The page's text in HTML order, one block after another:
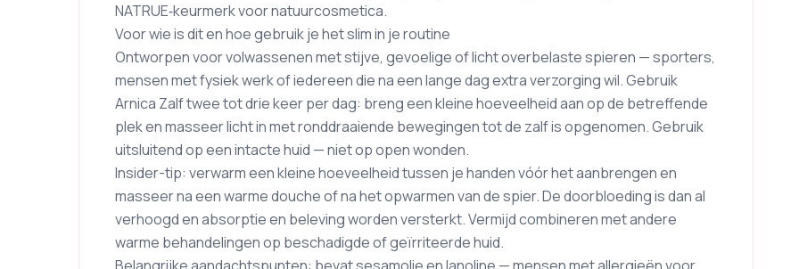
NATRUE‑keurmerk voor natuurcosmetica.
Voor wie is dit en hoe gebruik je het slim in je routine
Ontworpen voor volwassenen met stijve, gevoelige of licht overbelaste spieren — sporters,
mensen met fysiek werk of iedereen die na een lange dag extra verzorging wil. Gebruik
Arnica Zalf twee tot drie keer per dag: breng een kleine hoeveelheid aan op de betreffende
plek en masseer licht in met ronddraaiende bewegingen tot de zalf is opgenomen. Gebruik
uitsluitend op een intacte huid — niet op open wonden.
Insider-tip: verwarm een kleine hoeveelheid tussen je handen vóór het aanbrengen en
masseer na een warme douche of na het opwarmen van de spier. De doorbloeding is dan al
verhoogd en absorptie en beleving worden versterkt. Vermijd combineren met andere
warme behandelingen op beschadigde of geïrriteerde huid.